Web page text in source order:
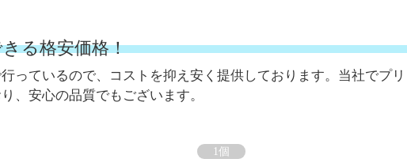
る格安価格！
っているので、コストを抑え安く提供しております。当社でプ
、安心の品質でもございます。
1個